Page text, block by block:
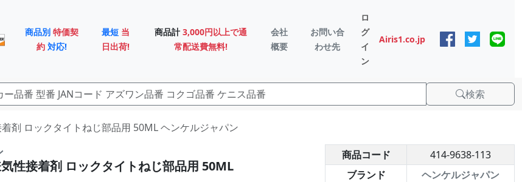
商品別 特価契
約 対応!
最短 当
日出荷!
商品計 3,000円以上で通
常配送費無料!
会社
概要
お問い合
わせ先
ロ
グ
イ
ン
Airis1.co.jp
検索
剤 ロックタイトねじ部品用 50ML ヘンケルジャパン
性接着剤 ロックタイトねじ部品用 50ML
商品コード
414-9638-113
ブランド
ヘンケルジャパン